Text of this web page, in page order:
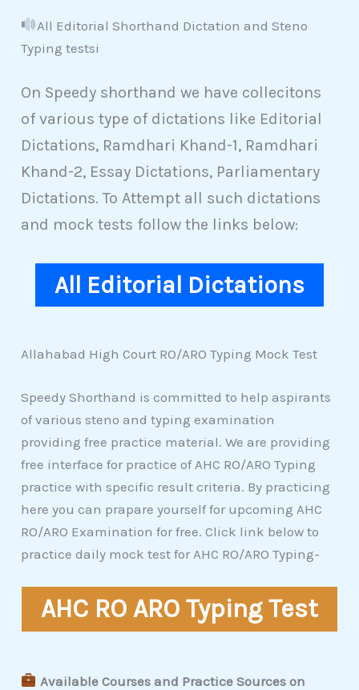
All Editorial Shorthand Dictation and Steno
Typing testsi
On Speedy shorthand we have collecitons
of various type of dictations like Editorial
Dictations, Ramdhari Khand-1, Ramdhari
Khand-2, Essay Dictations, Parliamentary
Dictations. To Attempt all such dictations
and mock tests follow the links below:
All Editorial Dictations
Allahabad High Court RO/ARO Typing Mock Test
Speedy Shorthand is committed to help aspirants
of various steno and typing examination
providing free practice material. We are providing
free interface for practice of AHC RO/ARO Typing
practice with specific result criteria. By practicing
here you can prapare yourself for upcoming AHC
RO/ARO Examination for free. Click link below to
practice daily mock test for AHC RO/ARO Typing-
AHC RO ARO Typing Test
Available Courses and Practice Sources on